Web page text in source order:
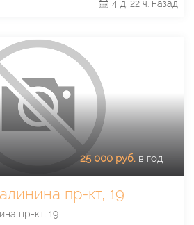
4 д. 22 ч. назад
25 000 руб. в год
пр-кт, 19
пр-кт, 19